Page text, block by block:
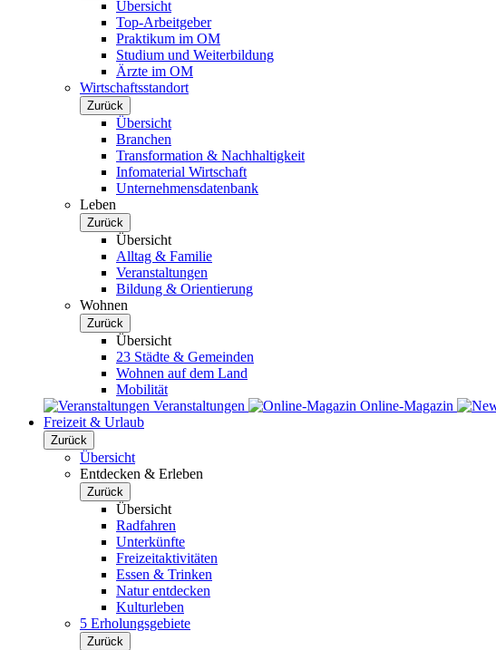
Übersicht
Top-Arbeitgeber
Praktikum im OM
Studium und Weiterbildung
Ärzte im OM
Wirtschaftsstandort
Zurück
Übersicht
Branchen
Transformation & Nachhaltigkeit
Infomaterial Wirtschaft
Unternehmensdatenbank
Leben
Zurück
Übersicht
Alltag & Familie
Veranstaltungen
Bildung & Orientierung
Wohnen
Zurück
Übersicht
23 Städte & Gemeinden
Wohnen auf dem Land
Mobilität
Veranstaltungen
Online-Magazin
Freizeit & Urlaub
Zurück
Übersicht
Entdecken & Erleben
Zurück
Übersicht
Radfahren
Unterkünfte
Freizeitaktivitäten
Essen & Trinken
Natur entdecken
Kulturleben
5 Erholungsgebiete
Zurück